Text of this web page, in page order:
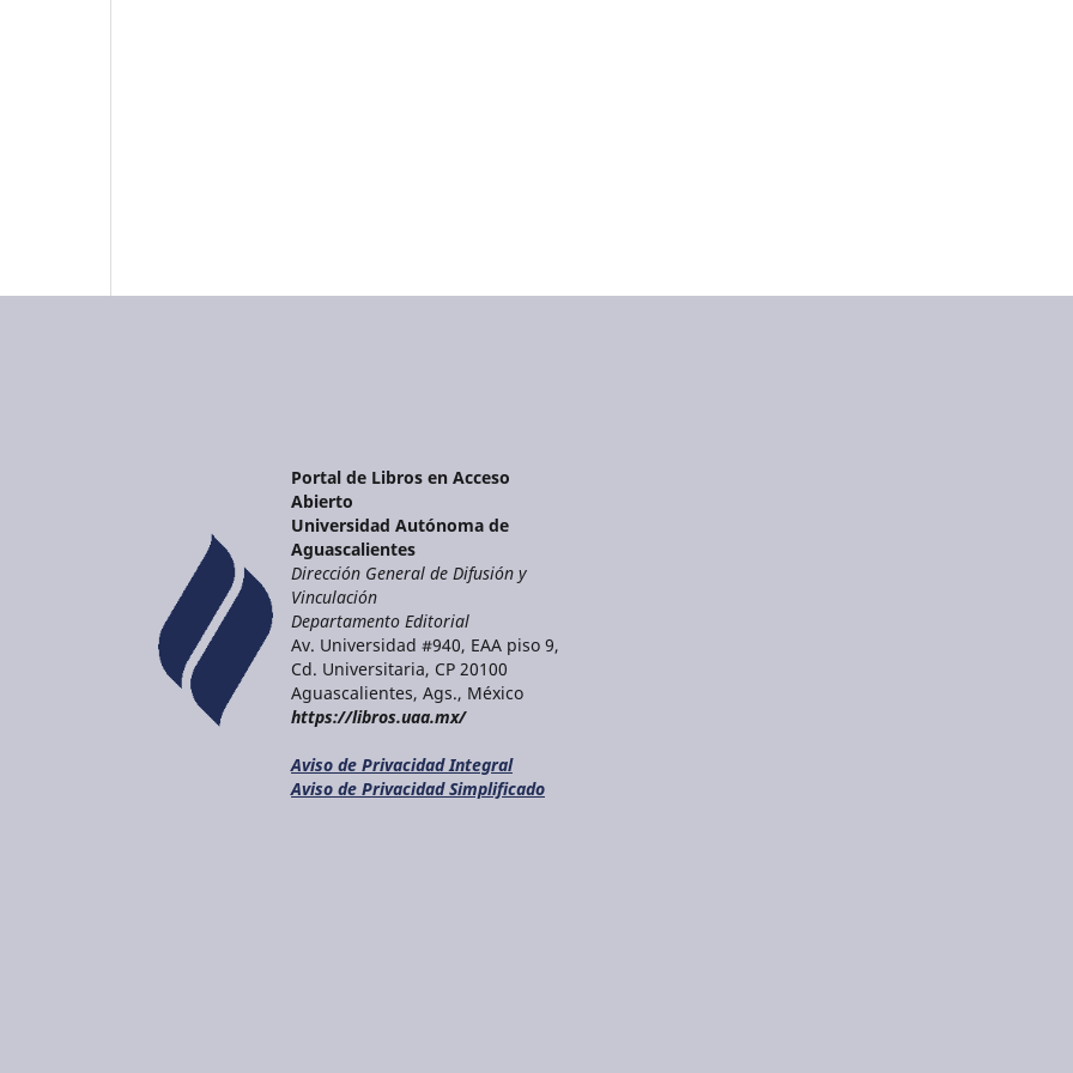
Portal de Libros en Acceso
Abierto
Universidad Autónoma de
Aguascalientes
Dirección General de Difusión y
Vinculación
Departamento Editorial
Av. Universidad #940, EAA piso 9,
Cd. Universitaria, CP 20100
Aguascalientes, Ags., México
https://libros.uaa.mx/
Aviso de Privacidad Integral
Aviso de Privacidad Simplificado